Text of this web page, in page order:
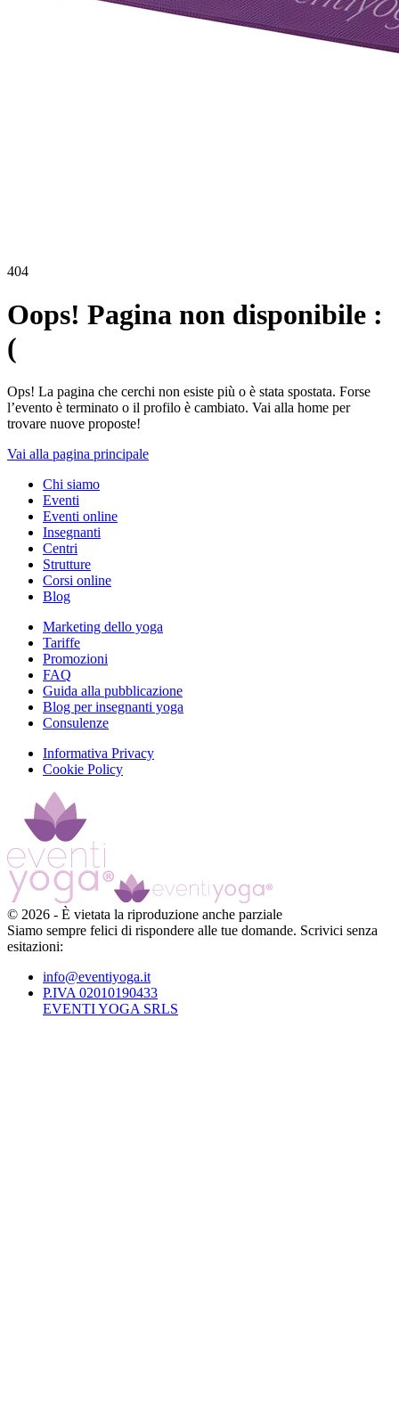
404
Oops! Pagina non disponibile :
(
Ops! La pagina che cerchi non esiste più o è stata spostata. Forse
l’evento è terminato o il profilo è cambiato. Vai alla home per
trovare nuove proposte!
Vai alla pagina principale
Chi siamo
Eventi
Eventi online
Insegnanti
Centri
Strutture
Corsi online
Blog
Marketing dello yoga
Tariffe
Promozioni
FAQ
Guida alla pubblicazione
Blog per insegnanti yoga
Consulenze
Informativa Privacy
Cookie Policy
© 2026 - È vietata la riproduzione anche parziale
Siamo sempre felici di rispondere alle tue domande. Scrivici senza
esitazioni:
info@eventiyoga.it
P.IVA 02010190433
EVENTI YOGA SRLS